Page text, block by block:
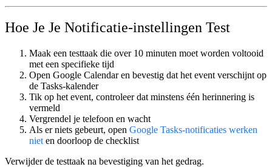
Hoe Je Je Notificatie-instellingen Test
Maak een testtaak die over 10 minuten moet worden voltooid
met een specifieke tijd
Open Google Calendar en bevestig dat het event verschijnt op
de Tasks-kalender
Tik op het event, controleer dat minstens één herinnering is
vermeld
Vergrendel je telefoon en wacht
Als er niets gebeurt, open Google Tasks-notificaties werken
niet en doorloop de checklist
Verwijder de testtaak na bevestiging van het gedrag.